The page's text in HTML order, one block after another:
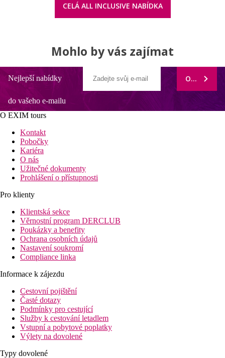
CELÁ ALL INCLUSIVE NABÍDKA
Mohlo by vás zajímat
Nejlepší nabídky
do vašeho e-mailu
ODEBÍRAT
O EXIM tours
Kontakt
Pobočky
Kariéra
O nás
Užitečné dokumenty
Prohlášení o přístupnosti
Pro klienty
Klientská sekce
Věrnostní program DERCLUB
Poukázky a benefity
Ochrana osobních údajů
Nastavení soukromí
Compliance linka
Informace k zájezdu
Cestovní pojištění
Časté dotazy
Podmínky pro cestující
Služby k cestování letadlem
Vstupní a pobytové poplatky
Výlety na dovolené
Typy dovolené